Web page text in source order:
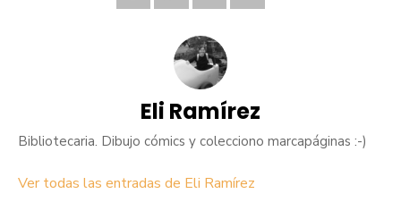
Eli Ramírez
Bibliotecaria. Dibujo cómics y colecciono marcapáginas :-)
Ver todas las entradas de Eli Ramírez